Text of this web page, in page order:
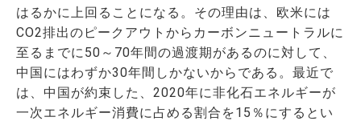
はるかに上回ることになる。その理由は、欧米には
CO2排出のピークアウトからカーボンニュートラルに
至るまでに50～70年間の過渡期があるのに対して、
中国にはわずか30年間しかないからである。最近で
は、中国が約束した、2020年に非化石エネルギーが
一次エネルギー消費に占める割合を15％にするとい